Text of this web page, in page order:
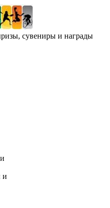
сувениры и награды